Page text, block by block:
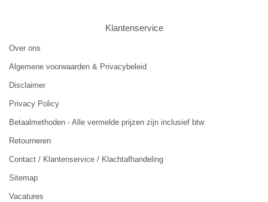
Klantenservice
Over ons
Algemene voorwaarden & Privacybeleid
Disclaimer
Privacy Policy
Betaalmethoden - Alle vermelde prijzen zijn inclusief btw.
Retourneren
Contact / Klantenservice / Klachtafhandeling
Sitemap
Vacatures